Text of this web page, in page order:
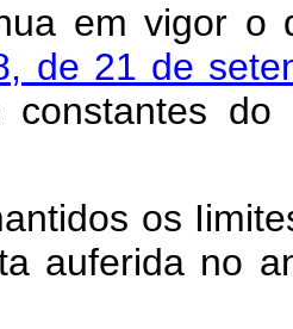
em vigor o
de 21 de
constantes do
os
auferida no